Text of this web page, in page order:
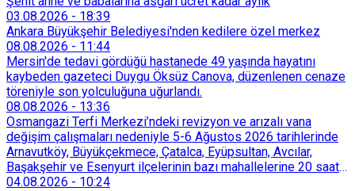
03.08.2026 - 18:39
Ankara Büyükşehir Belediyesi'nden kedilere özel merkez
08.08.2026 - 11:44
Mersin'de tedavi gördüğü hastanede 49 yaşında hayatını
kaybeden gazeteci Duygu Öksüz Canova, düzenlenen cenaze
töreniyle son yolculuğuna uğurlandı.
08.08.2026 - 13:36
Osmangazi Terfi Merkezi’ndeki revizyon ve arızalı vana
değişim çalışmaları nedeniyle 5-6 Ağustos 2026 tarihlerinde
Arnavutköy, Büyükçekmece, Çatalca, Eyüpsultan, Avcılar,
Başakşehir ve Esenyurt ilçelerinin bazı mahallelerine 20 saat
süreyle su verilemeyecek.
04.08.2026 - 10:24